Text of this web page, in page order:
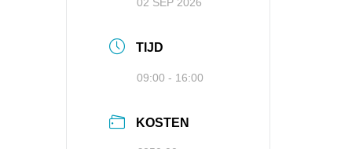
TIJD
09:00 - 16:00
KOSTEN